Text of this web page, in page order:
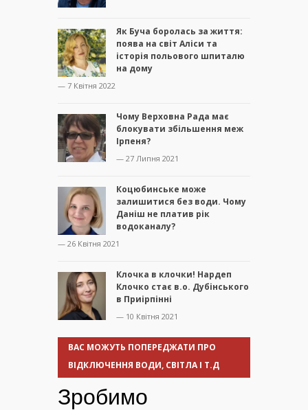
Як Буча боролась за життя:
поява на світ Аліси та
історія польового шпиталю
на дому
— 7 Квітня 2022
Чому Верховна Рада має
блокувати збільшення меж
Ірпеня?
— 27 Липня 2021
Коцюбинське може
залишитися без води. Чому
Даніш не платив рік
водоканалу?
— 26 Квітня 2021
Клочка в клочки! Нардеп
Клочко стає в.о. Дубінського
в Приірпінні
— 10 Квітня 2021
ВАС МОЖУТЬ ПОПЕРЕДЖАТИ ПРО
ВІДКЛЮЧЕННЯ ВОДИ, СВІТЛА І Т.Д